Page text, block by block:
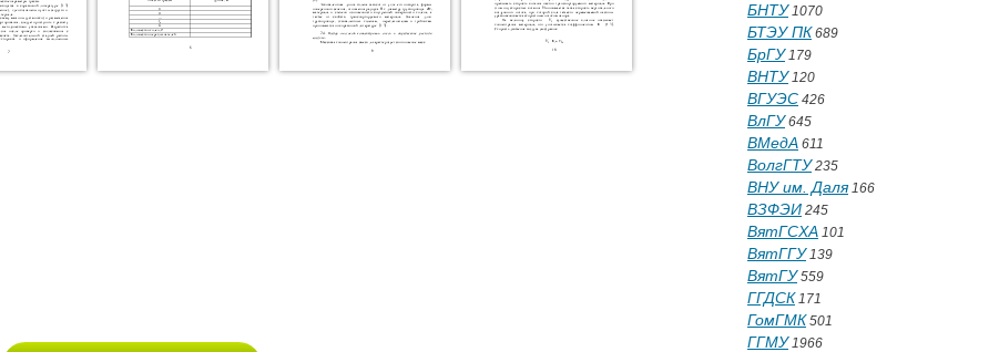
БНТУ1070
БТЭУ ПК 689
БрГУ179
ВНТУ120
ВГУЭС 426
ВлГУ645
ВМедА 611
ВолгГТУ235
ВНУ им. Даля166
ВЗФЭИ 245
ВятГСХА 101
ВятГГУ139
ВятГУ559
ГГДСК 171
ГомГМК 501
ГГМУ1966